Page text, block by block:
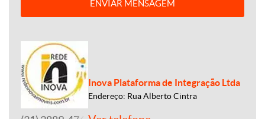
ENVIAR MENSAGEM
Inova Plataforma de Integração Ltda
Endereço: Rua Alberto Cintra